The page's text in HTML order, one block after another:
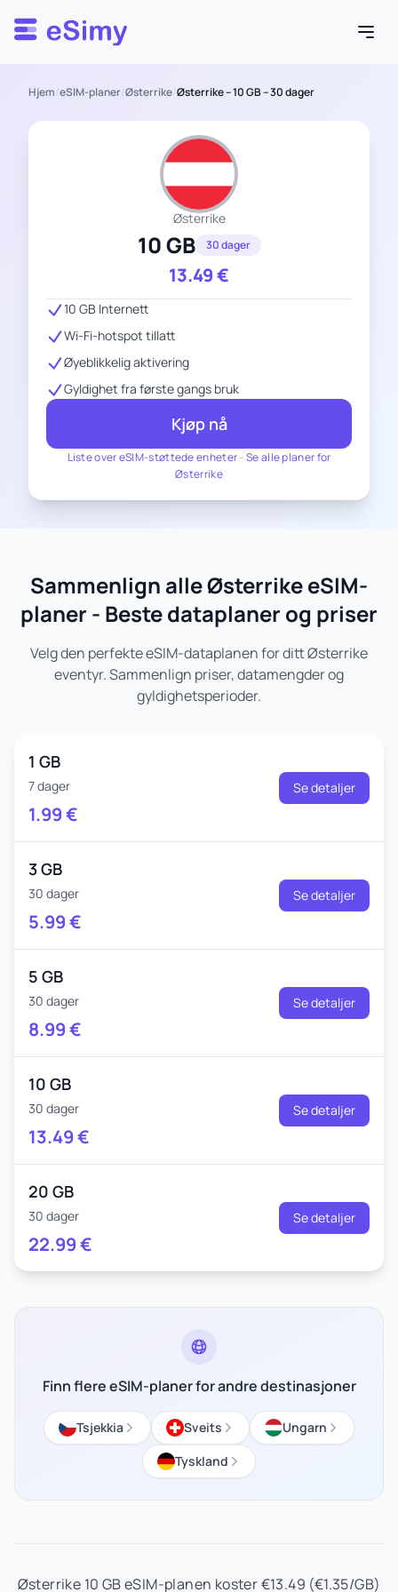
Esimy
Hjem/eSIM-planer/Østerrike/Østerrike – 10 GB – 30 dager
Østerrike
10 GB 30 dager
13.49€
Liste over eSIM-støttede enheter-Se alle planer for
Østerrike
10 GB Internett
Wi-Fi-hotspot tillatt
Øyeblikkelig aktivering
Gyldighet fra første gangs bruk
Kjøp nå
Sammenlign alle Østerrike eSIM-
planer - Beste dataplaner og priser
Velg den perfekte eSIM-dataplanen for ditt Østerrike
eventyr. Sammenlign priser, datamengder og
gyldighetsperioder.
1 GB
7 dager
1.99€
Se detaljer
3 GB
30 dager
5.99€
Se detaljer
5 GB
30 dager
8.99€
Se detaljer
10 GB
30 dager
13.49€
Se detaljer
20 GB
30 dager
22.99€
Se detaljer
Finn flere eSIM-planer for andre destinasjoner
Tsjekkia Sveits
Ungarn
Tyskland
Østerrike 10 GB eSIM-planen koster €13.49 (€1.35/GB)